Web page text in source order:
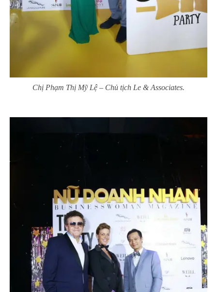
Chị Phạm Thị Mỹ Lệ – Chủ tịch Le & Associates.